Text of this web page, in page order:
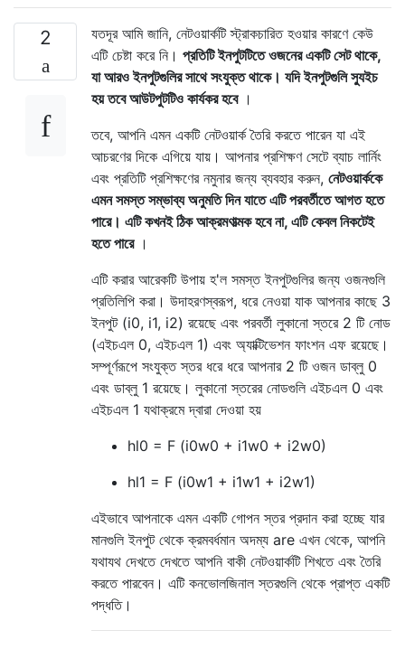
2
যতদূর আমি জানি, নেটওয়ার্কটি স্ট্রাকচারিত হওয়ার কারণে কেউ
এটি চেষ্টা করে নি। প্রতিটি ইনপুটটিতে ওজনের একটি সেট থাকে,
যা আরও ইনপুটগুলির সাথে সংযুক্ত থাকে। যদি ইনপুটগুলি স্যুইচ
হয় তবে আউটপুটটিও কার্যকর হবে।
তবে, আপনি এমন একটি নেটওয়ার্ক তৈরি করতে পারেন যা এই
আচরণের দিকে এগিয়ে যায়। আপনার প্রশিক্ষণ সেটে ব্যাচ লার্নিং
এবং প্রতিটি প্রশিক্ষণের নমুনার জন্য ব্যবহার করুন, নেটওয়ার্ককে
এমন সমস্ত সম্ভাব্য অনুমতি দিন যাতে এটি পরবর্তীতে আগত হতে
পারে। এটি কখনই ঠিক আক্রমণাত্মক হবে না, এটি কেবল নিকটেই
হতে পারে।
এটি করার আরেকটি উপায় হ'ল সমস্ত ইনপুটগুলির জন্য ওজনগুলি
প্রতিলিপি করা। উদাহরণস্বরূপ, ধরে নেওয়া যাক আপনার কাছে 3
ইনপুট (i0, i1, i2) রয়েছে এবং পরবর্তী লুকানো স্তরে 2 টি নোড
(এইচএল 0, এইচএল 1) এবং অ্যাক্টিভেশন ফাংশন এফ রয়েছে।
সম্পূর্ণরূপে সংযুক্ত স্তর ধরে ধরে আপনার 2 টি ওজন ডাব্লু 0
এবং ডাব্লু 1 রয়েছে। লুকানো স্তরের নোডগুলি এইচএল 0 এবং
এইচএল 1 যথাক্রমে দ্বারা দেওয়া হয়
hl0 = F (i0w0 + i1w0 + i2w0)
hl1 = F (i0w1 + i1w1 + i2w1)
এইভাবে আপনাকে এমন একটি গোপন স্তর প্রদান করা হচ্ছে যার
মানগুলি ইনপুট থেকে ক্রমবর্ধমান অদম্য are এখন থেকে, আপনি
যথাযথ দেখতে দেখতে আপনি বাকী নেটওয়ার্কটি শিখতে এবং তৈরি
করতে পারবেন। এটি কনভোলজিনাল স্তরগুলি থেকে প্রাপ্ত একটি
পদ্ধতি।